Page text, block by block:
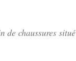
de chaussures situé